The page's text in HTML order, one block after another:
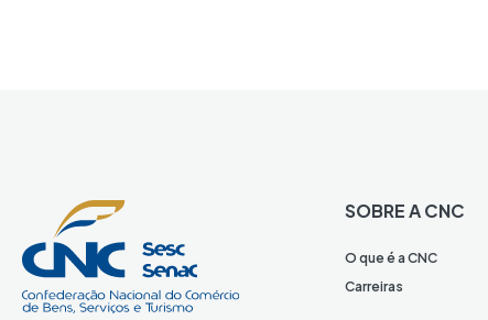
SOBRE A CNC
O que é a CNC
Carreiras